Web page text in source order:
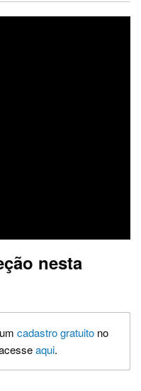
nesta
cadastro gratuito no
aqui.